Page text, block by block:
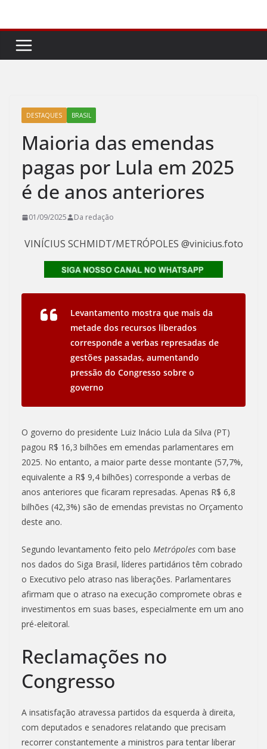
conteúdo
DESTAQUES BRASIL
Maioria das emendas
pagas por Lula em 2025
é de anos anteriores
01/09/2025 Da redação
VINÍCIUS SCHMIDT/METRÓPOLES @vinicius.foto
Levantamento mostra que mais da
metade dos recursos liberados
corresponde a verbas represadas de
gestões passadas, aumentando
pressão do Congresso sobre o
governo
O governo do presidente Luiz Inácio Lula da Silva (PT)
pagou R$ 16,3 bilhões em emendas parlamentares em
2025. No entanto, a maior parte desse montante (57,7%,
equivalente a R$ 9,4 bilhões) corresponde a verbas de
anos anteriores que ficaram represadas. Apenas R$ 6,8
bilhões (42,3%) são de emendas previstas no Orçamento
deste ano.
Segundo levantamento feito pelo Metrópoles com base
nos dados do Siga Brasil, líderes partidários têm cobrado
o Executivo pelo atraso nas liberações. Parlamentares
afirmam que o atraso na execução compromete obras e
investimentos em suas bases, especialmente em um ano
pré-eleitoral.
Reclamações no
Congresso
A insatisfação atravessa partidos da esquerda à direita,
com deputados e senadores relatando que precisam
recorrer constantemente a ministros para tentar liberar